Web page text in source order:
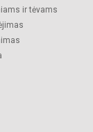
ir tėvams